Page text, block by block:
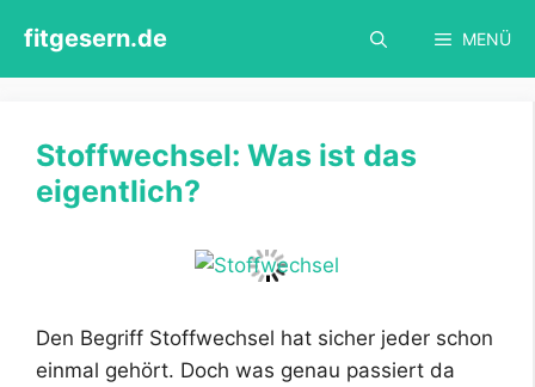
Inhalt
springen
fitgesern.de MENÜ
Stoffwechsel: Was ist das
eigentlich?
Den Begriff Stoffwechsel hat sicher jeder schon
einmal gehört. Doch was genau passiert da